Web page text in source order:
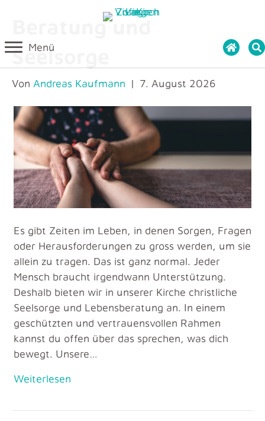
Menü
Beratung und
Seelsorge
Von Andreas Kaufmann | 7. August 2026
Es gibt Zeiten im Leben, in denen Sorgen, Fragen
oder Herausforderungen zu gross werden, um sie
allein zu tragen. Das ist ganz normal. Jeder
Mensch braucht irgendwann Unterstützung.
Deshalb bieten wir in unserer Kirche christliche
Seelsorge und Lebensberatung an. In einem
geschützten und vertrauensvollen Rahmen
kannst du offen über das sprechen, was dich
bewegt. Unsere…
Weiterlesen